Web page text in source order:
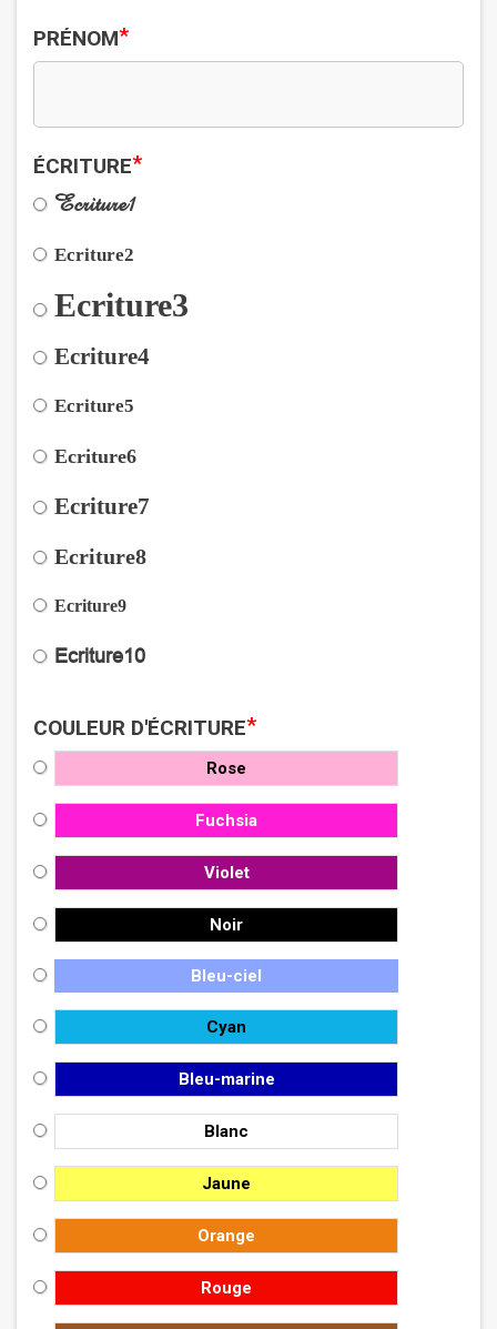
PRÉNOM*
ÉCRITURE*
Ecriture1
Ecriture2
Ecriture3
Ecriture4
Ecriture5
Ecriture6
Ecriture7
Ecriture8
Ecriture9
Ecriture10
COULEUR D'ÉCRITURE*
Rose
Fuchsia
Violet
Noir
Bleu-ciel
Cyan
Bleu-marine
Blanc
Jaune
Orange
Rouge